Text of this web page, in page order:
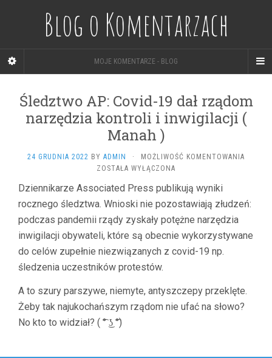
Blog o Komentarzach
MOJE KOMENTARZE - BLOG
Śledztwo AP: Covid-19 dał rządom
narzędzia kontroli i inwigilacji (
Manah )
24 GRUDNIA 2022 BY ADMIN · MOŻLIWOŚĆ KOMENTOWANIA
DAŁ
)
ZOSTAŁA WYŁĄCZONA
Dziennikarze Associated Press publikują wyniki
rocznego śledztwa. Wnioski nie pozostawiają złudzeń:
podczas pandemii rządy zyskały potężne narzędzia
inwigilacji obywateli, które są obecnie wykorzystywane
do celów zupełnie niezwiązanych z covid-19 np.
śledzenia uczestników protestów.
A to szury parszywe, niemyte, antyszczepy przeklęte.
Żeby tak najukochańszym rządom nie ufać na słowo?
No kto to widział? ( ͡° ͜ʖ ͡°)